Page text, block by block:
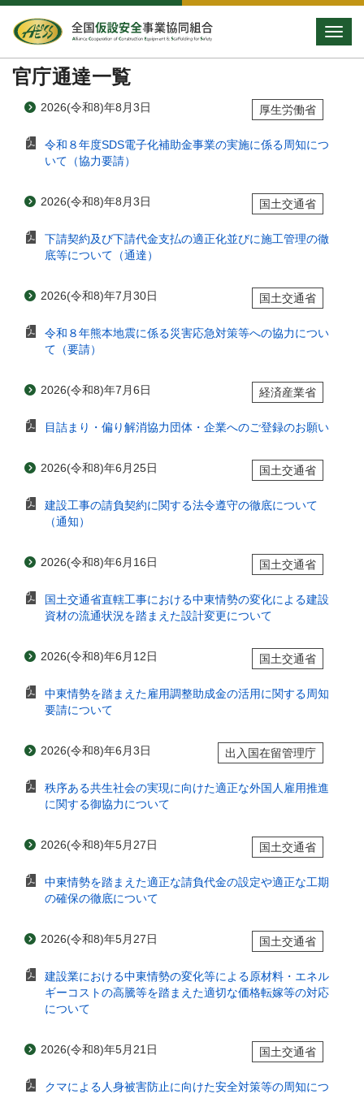
官庁通達一覧
2026(令和8)年8月3日 厚生労働省
令和８年度SDS電子化補助金事業の実施に係る周知につ
いて（協力要請）
2026(令和8)年8月3日 国土交通省
下請契約及び下請代金支払の適正化並びに施工管理の徹
底等について（通達）
2026(令和8)年7月30日 国土交通省
令和８年熊本地震に係る災害応急対策等への協力につい
て（要請）
2026(令和8)年7月6日 経済産業省
目詰まり・偏り解消協力団体・企業へのご登録のお願い
2026(令和8)年6月25日 国土交通省
建設工事の請負契約に関する法令遵守の徹底について
（通知）
2026(令和8)年6月16日 国土交通省
国土交通省直轄工事における中東情勢の変化による建設
資材の流通状況を踏まえた設計変更について
2026(令和8)年6月12日 国土交通省
中東情勢を踏まえた雇用調整助成金の活用に関する周知
要請について
2026(令和8)年6月3日 出入国在留管理庁
秩序ある共生社会の実現に向けた適正な外国人雇用推進
に関する御協力について
2026(令和8)年5月27日 国土交通省
中東情勢を踏まえた適正な請負代金の設定や適正な工期
の確保の徹底について
2026(令和8)年5月27日 国土交通省
建設業における中東情勢の変化等による原材料・エネル
ギーコストの高騰等を踏まえた適切な価格転嫁等の対応
について
2026(令和8)年5月21日 国土交通省
クマによる人身被害防止に向けた安全対策等の周知につ